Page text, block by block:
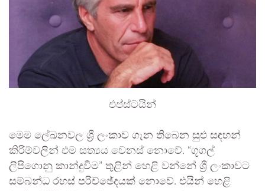
එප්ස්ටයින්
මෙම ලේඛනවල ශ්‍රී ලංකාව ගැන තිබෙන සුළු සඳහන්
කිරීම්වලින් එම සත්‍යය වෙනස් නොවේ. “ගූගල්
ලිපිගොනු කාන්දුවීම” තුළින් හෙළි වන්නේ ශ්‍රී ලංකාවට
සම්බන්ධ රහස් පරිච්ඡේදයක් නොවේ. එයින් හෙළි